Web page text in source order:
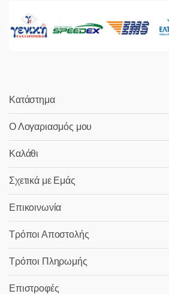
Κατάστημα
Ο Λογαριασμός μου
Καλάθι
Σχετικά με Εμάς
Επικοινωνία
Τρόποι Αποστολής
Τρόποι Πληρωμής
Επιστροφές